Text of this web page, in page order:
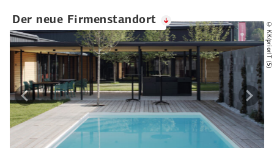
Der neue Firmen­standort
© KK/priorIT (5)